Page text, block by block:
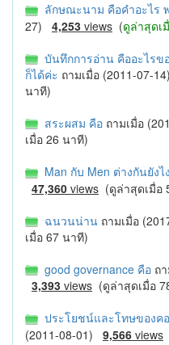
ลักษณะนาม คือคำอะไร
27) 4,253 views (ดูล่าสุดเ
บันทึกการอ่าน คืออะไรข
ก็ได้ค่ะ ถามเมื่อ (2011-07-
นาที)
สระผสม คือ ถามเมื่อ
เมื่อ 26 นาที)
Man กับ Men ต่างกันยังไ
47,360 views (ดูล่าสุดเมื่อ
ฉนวนน่าน ถามเมื่อ
เมื่อ 67 นาที)
good governance คือ ถ
3,393 views (ดูล่าสุดเมื่อ
ประโยชน์และโทษของค
(2011-08-01) 9,566 views